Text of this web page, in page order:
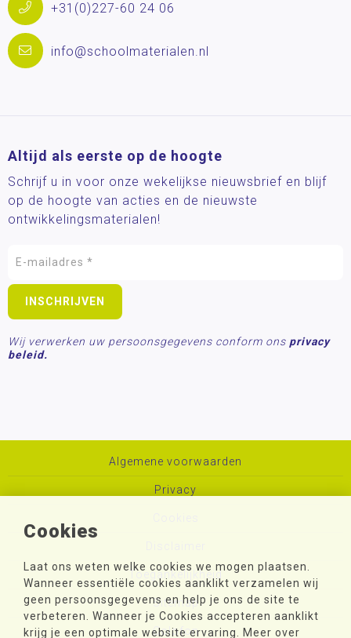
Cookies
Laat ons weten welke cookies we mogen plaatsen.
Wanneer essentiële cookies aanklikt verzamelen wij
geen persoonsgegevens en help je ons de site te
verbeteren. Wanneer je Cookies accepteren aanklikt
krijg je een optimale website ervaring. Meer over
+31(0)227-60 24 06
info@schoolmaterialen.nl
Altijd als eerste op de hoogte
Schrijf u in voor onze wekelijkse nieuwsbrief en blijf
op de hoogte van acties en de nieuwste
ontwikkelingsmaterialen!
Wij verwerken uw persoonsgegevens conform ons privacy
beleid.
Algemene voorwaarden
Privacy
Toegankelijkheid
Sitemap
Colofon